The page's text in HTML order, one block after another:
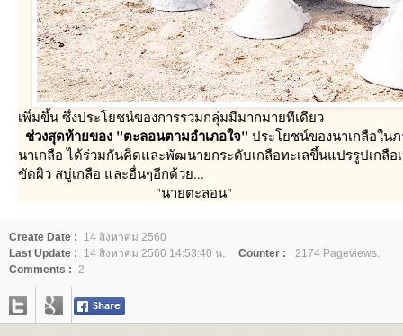
เพิ่มขึ้น ซึ่งประโยชน์ของการรวมกลุ่มมีมากมายทีเดียว
ช่วงสุดท้ายของ "ตะลอนตามอำเภอใจ" ประโยชน์ของนาเกลือใน
นาเกลือ ได้ร่วมกันคิดและพัฒนายกระดับเกลือทะเลขึ้นแปรรูปเกลื
ขัดผิว สบู่เกลือ และอื่นๆอีกด้วย...
"นายตะลอน"
Create Date :
14 สิงหาคม 2560
Last Update :
14 สิงหาคม 2560 14:53:40 น. Counter :
2174 Pageviews.
Comments : 2